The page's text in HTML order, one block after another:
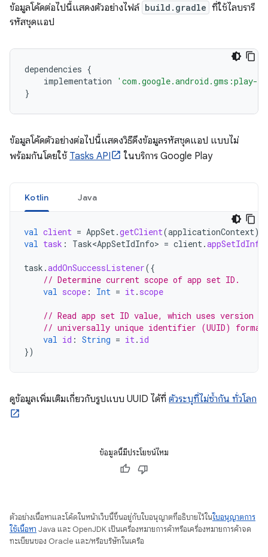
ข้อมูลโค้ดต่อไปนี้แสดงตัวอย่างไฟล์ build.gradle ที่ใช้ไลบรารี
รหัสชุดแอป
dependencies {
implementation
'com.google.android.gms:play-
}
ข้อมูลโค้ดตัวอย่างต่อไปนี้แสดงวิธีดึงข้อมูลรหัสชุดแอป แบบไม่
พร้อมกันโดยใช้ Tasks API ในบริการ Google Play
Kotlin Java
val client = AppSet.getClient(applicationContext)
val task : Task<AppSetIdInfo> = client.appSetIdInfo
task .addOnSuccessListener({
// Determine current scope of app set ID.
val scope : Int = it. scope
// Read app set ID value, which uses version
// universally unique identifier (UUID)
val id : String = it. id
})
ดูข้อมูลเพิ่มเติมเกี่ยวกับรูปแบบ UUID ได้ที่ ตัวระบุที่ไม่ซ้ำกัน ทั่วโลก
ข้อมูลนี้มีประโยชน์ไหม
ตัวอย่างเนื้อหาและโค้ดในหน้าเว็บนี้ขึ้นอยู่กับใบอนุญาตที่อธิบายไว้ในใบอนุญาตการ
ใช้เนื้อหา Java และ OpenJDK เป็นเครื่องหมายการค้าหรือเครื่องหมายการค้าจด
ทะเบียนของ Oracle และ/หรือบริษัทในเครือ